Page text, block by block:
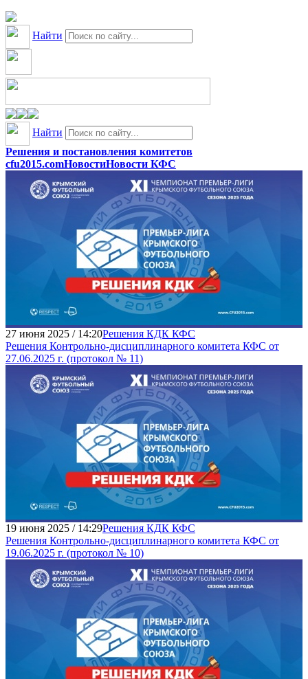
Найти
Найти
Решения и постановления комитетов
cfu2015.comНовостиНовости КФС
27 июня 2025 / 14:20Решения КДК КФС
Решения Контрольно-дисциплинарного комитета КФС от
27.06.2025 г. (протокол № 11)
19 июня 2025 / 14:29Решения КДК КФС
Решения Контрольно-дисциплинарного комитета КФС от
19.06.2025 г. (протокол № 10)